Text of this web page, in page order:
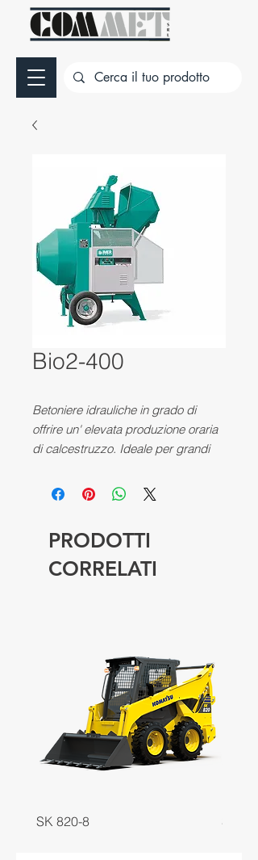
Bio2-400
Betoniere idrauliche in grado di
offrire un' elevata produzione oraria
di calcestruzzo. Ideale per grandi
PRODOTTI
CORRELATI
SK 820-8 SK